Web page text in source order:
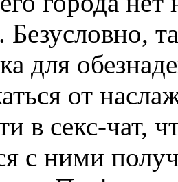
Безусловно,
для
от
в секс-чат,
с ними